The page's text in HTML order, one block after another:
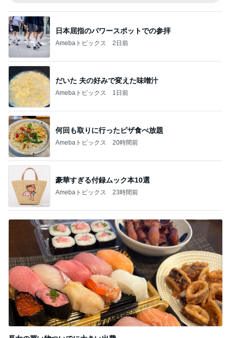
日本屈指のパワースポットでの参拝
Amebaトピックス 2日前
だいた 夫の好みで変えた味噌汁
Amebaトピックス 1日前
何回も取りに行ったピザ食べ放題
Amebaトピックス 20時間前
豪華すぎる付録ムック本10選
Amebaトピックス 23時間前